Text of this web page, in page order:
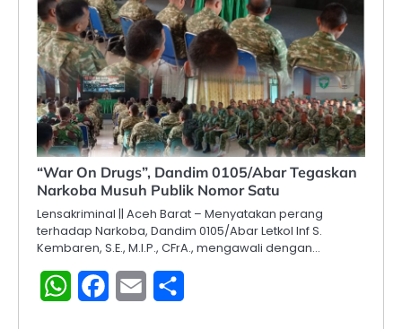
“War On Drugs”, Dandim 0105/Abar Tegaskan
Narkoba Musuh Publik Nomor Satu
Lensakriminal || Aceh Barat – Menyatakan perang
terhadap Narkoba, Dandim 0105/Abar Letkol Inf S.
Kembaren, S.E., M.I.P., CFrA., mengawali dengan…
WhatsAppFacebook
Email